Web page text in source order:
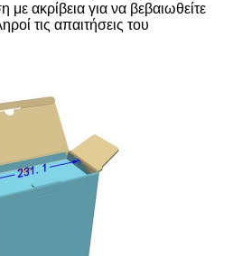
με ακρίβεια για να βεβαιωθείτε
τις απαιτήσεις του